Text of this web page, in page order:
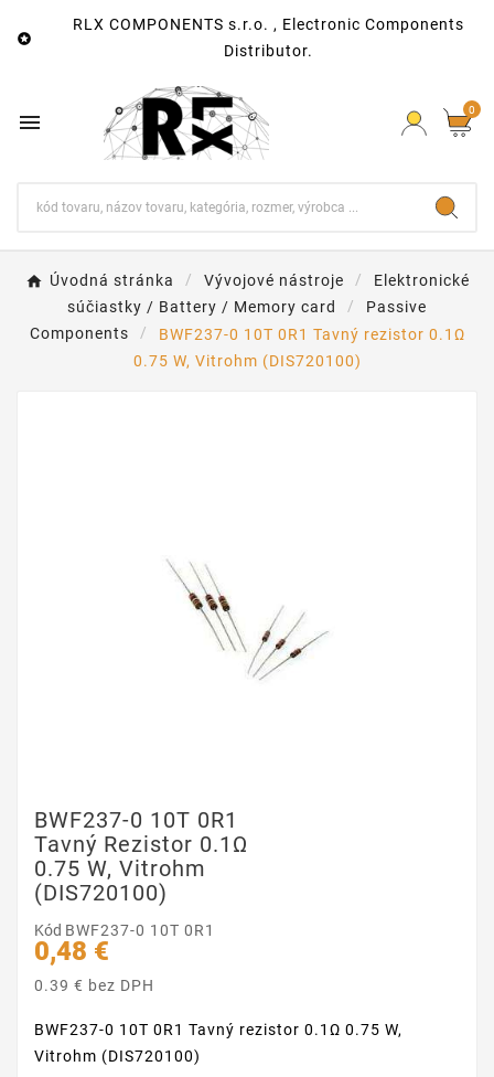

RLX COMPONENTS s.r.o. , Electronic Components
Distributor.
 0
Úvodná stránka Vývojové nástroje
Elektronické
súčiastky / Battery / Memory card
Passive
Components
BWF237-0 10T 0R1 Tavný rezistor 0.1Ω
0.75 W, Vitrohm (DIS720100)
BWF237-0 10T 0R1
Tavný Rezistor 0.1Ω
0.75 W, Vitrohm
(DIS720100)
Kód BWF237-0 10T 0R1
0,48 €
0.39 € bez DPH
BWF237-0 10T 0R1 Tavný rezistor 0.1Ω 0.75 W,
Vitrohm (DIS720100)